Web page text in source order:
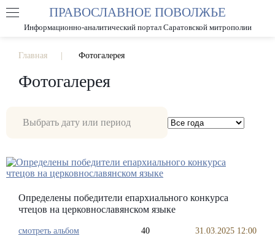
РАЗМЕР ШРИФТА А А
ПРАВОСЛАВНОЕ ПОВОЛЖЬЕ
Информационно-аналитический портал Саратовской митрополии
Главная Фотогалерея
Фотогалерея
Определены победители епархиального конкурса
чтецов на церковнославянском языке
смотреть альбом 40 31.03.2025 12:00